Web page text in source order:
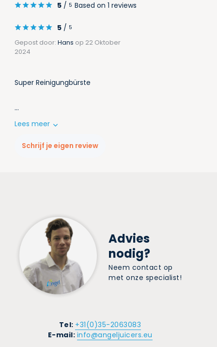
5 / 5 Based on 1 reviews
5 / 5
Gepost door: Hans op 22 Oktober
2024
Super Reinigungbürste
...
Lees meer
Schrijf je eigen review
Advies
nodig?
Neem contact op
met onze specialist!
Tel: +31(0)35-2063083
E-mail: info@angeljuicers.eu